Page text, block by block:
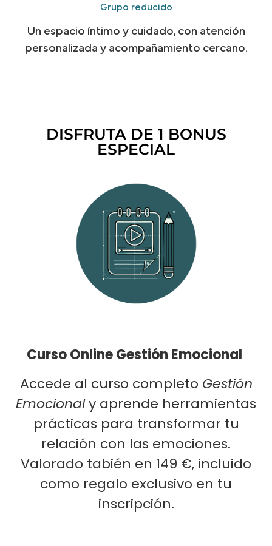
Grupo reducido
Un espacio íntimo y cuidado, con atención
personalizada y acompañamiento cercano.
DISFRUTA DE 1 BONUS
ESPECIAL
Curso Online Gestión Emocional
Accede al curso completo Gestión
Emocionaly aprende herramientas
prácticas para transformar tu
relación con las emociones.
Valorado tabién en 149 €, incluido
como regalo exclusivo en tu
inscripción.